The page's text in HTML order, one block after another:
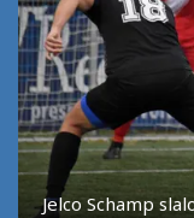
Jelco Schamp